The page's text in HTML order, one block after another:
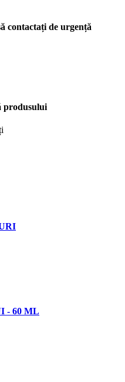
contactați de urgență
produsului
- 60 ML